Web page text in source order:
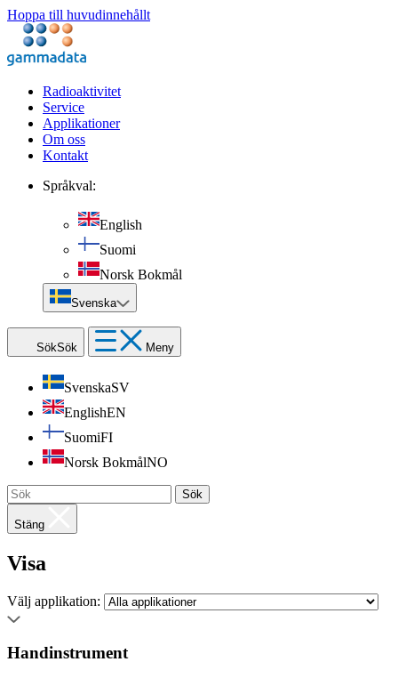
Hoppa till huvudinnehållt
Radioaktivitet
Service
Applikationer
Om oss
Kontakt
Språkval:
English
Suomi
Norsk Bokmål
Svenska
SökSök Meny
SvenskaSV
EnglishEN
SuomiFI
Norsk BokmålNO
Sök
Stäng
Visa
Välj applikation:
Handinstrument